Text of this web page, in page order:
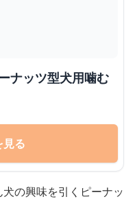
ナッツ型犬用噛む
見る
の興味を引くピーナッ